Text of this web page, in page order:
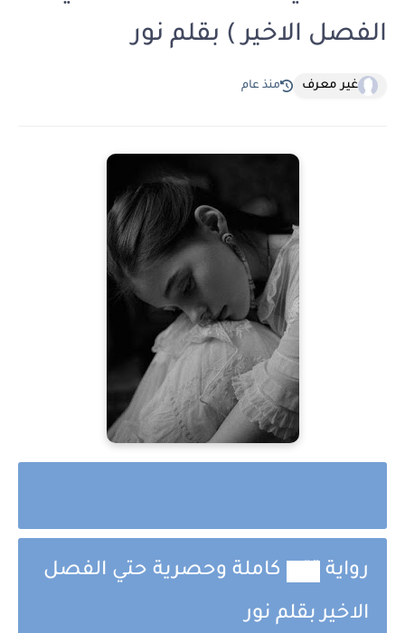
الفصل الاخير ) بقلم نور
غير معرف منذ عام
رواية
كاملة وحصرية حتي الفصل
الاخير بقلم نور